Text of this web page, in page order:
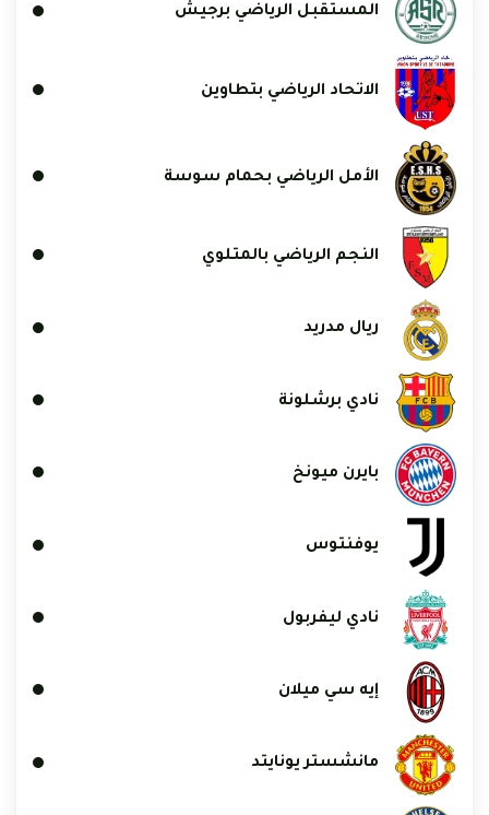
المستقبل الرياضي برجيش
الاتحاد الرياضي بتطاوين
الأمل الرياضي بحمام سوسة
النجم الرياضي بالمتلوي
ريال مدريد
نادي برشلونة
بايرن ميونخ
يوفنتوس
نادي ليفربول
إيه سي ميلان
مانشستر يونايتد